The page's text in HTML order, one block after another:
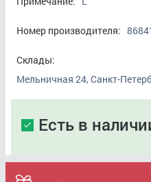
Номер производителя:
Склады:
Мельничная 24, Санкт-
Есть в